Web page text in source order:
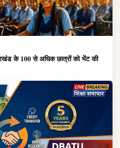
के 100 से अधिक छात्रों को भेंट की